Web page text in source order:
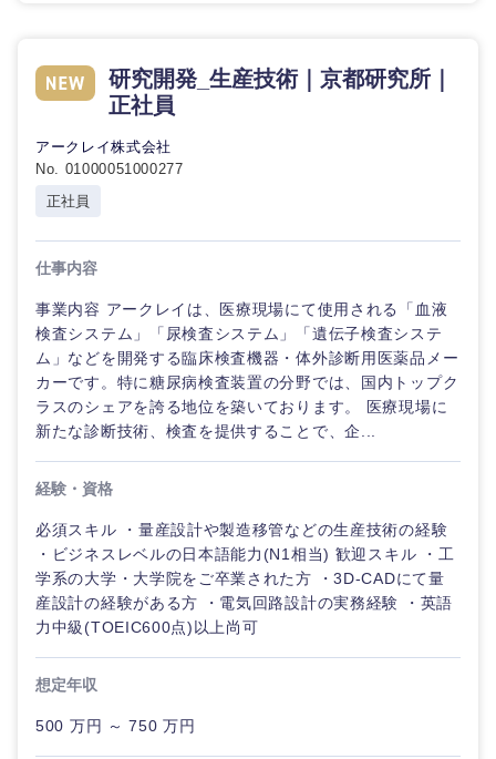
研究開発_生産技術｜京都研究所｜
正社員
アークレイ株式会社
No. 01000051000277
正社員
仕事内容
事業内容 アークレイは、医療現場にて使用される「血液
検査システム」「尿検査システム」「遺伝子検査システ
ム」などを開発する臨床検査機器・体外診断用医薬品メー
カーです。特に糖尿病検査装置の分野では、国内トップク
ラスのシェアを誇る地位を築いております。 医療現場に
新たな診断技術、検査を提供することで、企...
経験・資格
必須スキル ・量産設計や製造移管などの生産技術の経験
・ビジネスレベルの日本語能力(N1相当) 歓迎スキル ・工
学系の大学・大学院をご卒業された方 ・3D-CADにて量
産設計の経験がある方 ・電気回路設計の実務経験 ・英語
力中級(TOEIC600点)以上尚可
想定年収
500 万円 ～ 750 万円